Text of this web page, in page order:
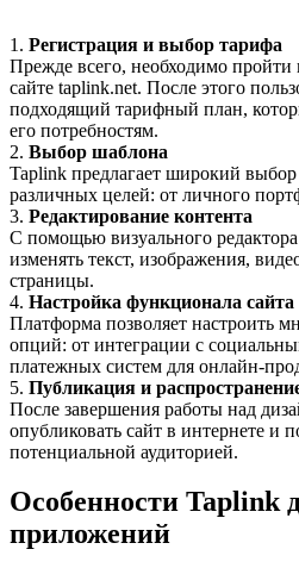
1. Регистрация и выбор тарифа
Прежде всего, необходимо пройти
сайте taplink.net. После этого
подходящий тарифный план,
его потребностям.
2. Выбор шаблона
Taplink предлагает широкий
различных целей: от личного
3. Редактирование контента
С помощью визуального
изменять текст, изображения,
страницы.
4. Настройка функционала сайта
Платформа позволяет настроить
опций: от интеграции с
платежных систем для онлайн-
5. Публикация и
После завершения работы над
опубликовать сайт в интернете и
потенциальной аудиторией.
Особенности Taplink
приложений